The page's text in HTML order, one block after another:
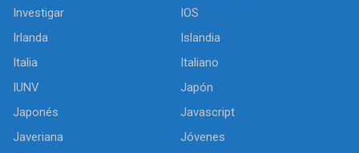
Investigar
IOS
Irlanda
Islandia
Italia
Italiano
IUNV
Japón
Japonés
Javascript
Javeriana
Jóvenes